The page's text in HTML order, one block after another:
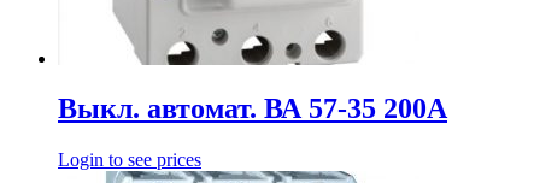
Выкл. автомат. ВА 57-35 200А
Login to see prices